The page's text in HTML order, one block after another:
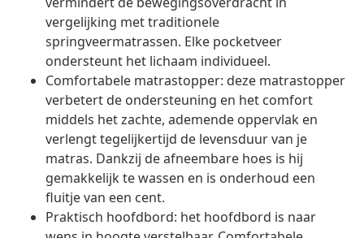
vergelijking met traditionele
springveermatrassen. Elke pocketveer
ondersteunt het lichaam individueel.
Comfortabele matrastopper: deze matrastopper
verbetert de ondersteuning en het comfort
middels het zachte, ademende oppervlak en
verlengt tegelijkertijd de levensduur van je
matras. Dankzij de afneembare hoes is hij
gemakkelijk te wassen en is onderhoud een
fluitje van een cent.
Praktisch hoofdbord: het hoofdbord is naar